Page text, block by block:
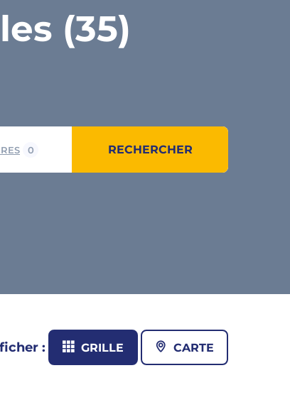
(35)
0 RECHERCHER
: GRILLE CARTE